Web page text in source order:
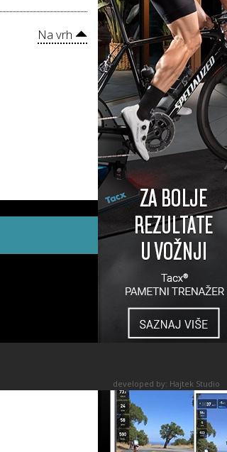
Na vrh
developed by: Hajtek Studio